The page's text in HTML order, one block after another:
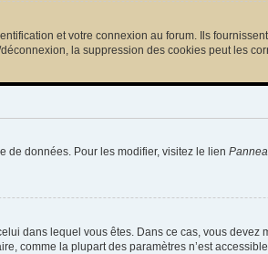
et votre connexion au forum. Ils
la suppression des cookies peut les
de données. Pour les modifier, visitez le lien
dans lequel vous êtes. Dans ce cas, vous
comme la plupart des paramètres n’est